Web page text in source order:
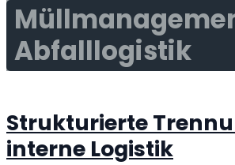
Abfalllogistik
Strukturierte
interne Logistik